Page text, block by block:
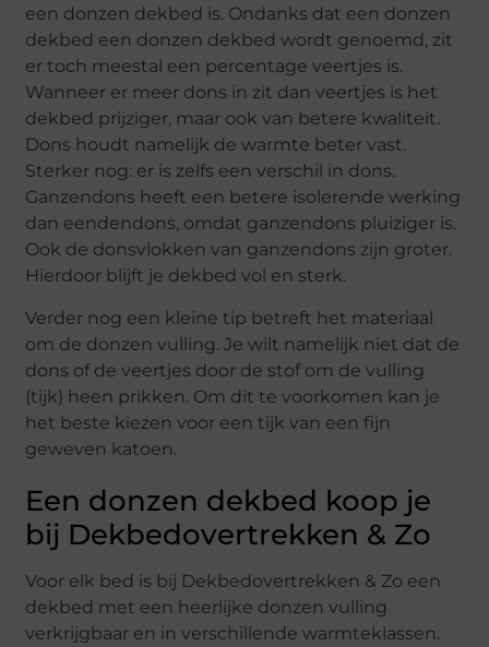
een donzen dekbed is. Ondanks dat een donzen
dekbed een donzen dekbed wordt genoemd, zit
er toch meestal een percentage veertjes is.
Wanneer er meer dons in zit dan veertjes is het
dekbed prijziger, maar ook van betere kwaliteit.
Dons houdt namelijk de warmte beter vast.
Sterker nog: er is zelfs een verschil in dons.
Ganzendons heeft een betere isolerende werking
dan eendendons, omdat ganzendons pluiziger is.
Ook de donsvlokken van ganzendons zijn groter.
Hierdoor blijft je dekbed vol en sterk.
Verder nog een kleine tip betreft het materiaal
om de donzen vulling. Je wilt namelijk niet dat de
dons of de veertjes door de stof om de vulling
(tijk) heen prikken. Om dit te voorkomen kan je
het beste kiezen voor een tijk van een fijn
geweven katoen.
Een donzen dekbed koop je
bij Dekbedovertrekken & Zo
Voor elk bed is bij Dekbedovertrekken & Zo een
dekbed met een heerlijke donzen vulling
verkrijgbaar en in verschillende warmteklassen.